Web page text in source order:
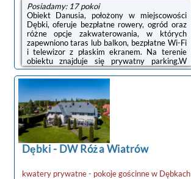
Posiadamy: 17 pokoi
Obiekt Danusia, położony w miejscowości
Dębki, oferuje bezpłatne rowery, ogród oraz
różne opcje zakwaterowania, w których
zapewniono taras lub balkon, bezpłatne Wi-Fi
i telewizor z płaskim ekranem. Na terenie
obiektu znajduje się prywatny parking.W
niektórych opcjach zakwaterowania znajduje
się także aneks kuchenny z zmywarką i płytą
kuchenną.Na terenie obiektu Danusia
dostępny jest plac zabaw i sprzęt do
grillowania.Odległość ważnych miejsc od
obiektu: Plaża w Dębkach – niecały kilometr.
Lotnisko Lotnisko Gdańsk-Rębiechowo
znajduje się 69 km od obiektu.Doba hotelowa
...
Dębki- DW Róża Wiatrów
kwatery prywatne - pokoje gościnnew Dębkach